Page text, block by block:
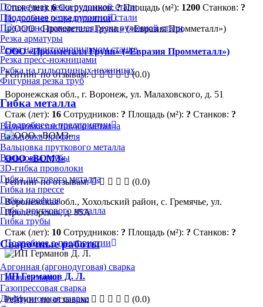
Поперечная резка рулонной стали
Продольная резка рулонной стали
Продольно-поперечная резка рулонной стали
Резка арматуры
Резка на ленточнопильном станке
Резка пресс-ножницами
Рубка на гильотинных ножницах
Фигурная резка труб
Гибка металла
Вальцовка листового металла
Вальцовка профиля
Вальцовка пруткового металла
Вальцовка трубы
3D-гибка проволоки
Гибка листового металла
Гибка на прессе
Гибка профиля
Гибка пруткового металла
Гибка трубы
Сварочные работы
Аргонная (аргонодуговая) сварка
Газовая сварка
Газопрессовая сварка
Диффузионная сварка
Стаж (лет):6 Сотрудников:? Площадь (м²): 1200 Станков: ?
Подробнее о предприятии
ООО «Промметалл Групп» («Евразия Промметалл»)
Рейтинг по отзывам:
(0.0)
Воронежская обл., г. Воронеж, ул. Малаховского, д. 51
Стаж (лет): 16 Сотрудников: ? Площадь (м²): ? Станков: ?
Подробнее о предприятии
ООО «ВОМЗ»
Рейтинг по отзывам:
(0.0)
Воронежская обл., Хохольский район, с. Гремячье, ул.
Пролетарская, д. 85А
Стаж (лет): 10 Сотрудников: ? Площадь (м²): ? Станков: ?
Подробнее о предприятии
ИП Германов Д. Л.
Рейтинг по отзывам: (0.0)